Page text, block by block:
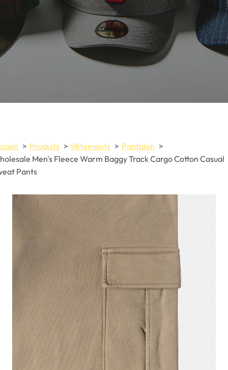
Produits Vêtements
Pantalon
Men's Fleece Warm Baggy Track Cargo Cotton Casual
Pants